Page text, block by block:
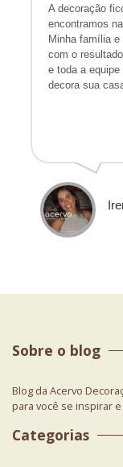
A decoração
encontramos
Minha família
com o
e toda a
decora sua
Sobre o blog
Blog da Acervo
para você se inspirar
Categorias